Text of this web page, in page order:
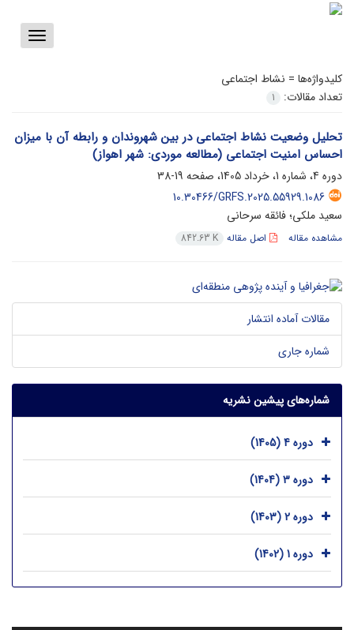
Toggle
کلیدواژه‌ها = نشاط اجتماعی
تعداد مقالات:
1
تحلیل وضعیت نشاط اجتماعی در بین شهروندان و رابطه آن با میزان
احساس امنیت اجتماعی (مطالعه موردی: شهر اهواز)
دوره 4، شماره 1، خرداد 1405، صفحه
19-38
10.30466/GRFS.2025.55929.1086
سعید ملکی؛ فائقه سرحانی
مشاهده مقاله اصل مقاله 842.63 K
مقالات آماده انتشار
شماره جاری
شماره‌های پیشین نشریه
دوره 4 (1405)
دوره 3 (1404)
دوره 2 (1403)
دوره 1 (1402)